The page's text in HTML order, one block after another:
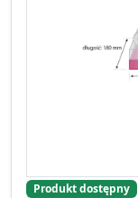
Produkt dostępny